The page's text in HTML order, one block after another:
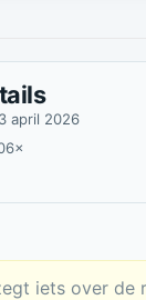
april 2026
iets over de